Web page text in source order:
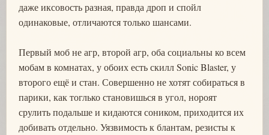
даже иксовость разная, правда дроп и спойл
одинаковые, отличаются только шансами.
Первый моб не агр, второй агр, оба социальны ко всем
мобам в комнатах, у обоих есть скилл Sonic Blaster, у
второго ещё и стан. Совершенно не хотят собираться в
парики, как тоглько становишься в угол, нороят
срулить подальше и кидаются соником, приходится их
добивать отдельно. Уязвимость к блантам, резисты к